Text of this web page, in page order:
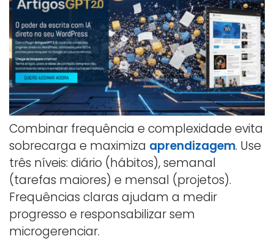
Combinar frequência e complexidade evita
sobrecarga e maximiza aprendizagem. Use
três níveis: diário (hábitos), semanal
(tarefas maiores) e mensal (projetos).
Frequências claras ajudam a medir
progresso e responsabilizar sem
microgerenciar.